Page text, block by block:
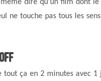
dire qu’un film dont
ne touche pas tous les
ça en 2 minutes avec